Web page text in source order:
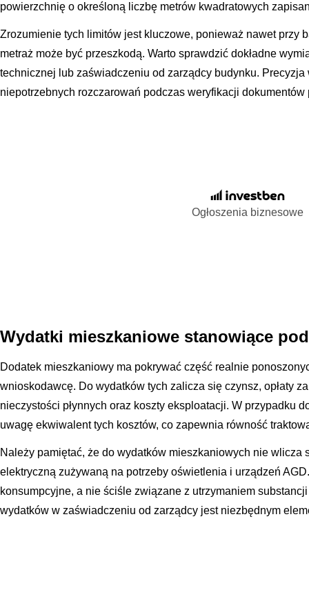
powierzchnię o określoną liczbę metrów kwadratowych
Zrozumienie tych limitów jest kluczowe, ponieważ nawet przy
metraż może być przeszkodą. Warto sprawdzić dokładne
technicznej lub zaświadczeniu od zarządcy budynku.
niepotrzebnych rozczarowań podczas weryfikacji
Ogłoszenia biznesowe
Wydatki mieszkaniowe stanowiące
Dodatek mieszkaniowy ma pokrywać część realnie
wnioskodawcę. Do wydatków tych zalicza się czynsz, opłaty
nieczystości płynnych oraz koszty eksploatacji. W przypadku
uwagę ekwiwalent tych kosztów, co zapewnia równość
Należy pamiętać, że do wydatków mieszkaniowych nie wlicza
elektryczną zużywaną na potrzeby oświetlenia i urządzeń
konsumpcyjne, a nie ściśle związane z utrzymaniem
wydatków w zaświadczeniu od zarządcy jest niezbędnym